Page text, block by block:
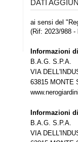
DATI
ai sensi del
(Rif: 2023/988 -
Informazioni
B.A.G. S.P.A.
VIA
63815 MONTE
Informazioni
B.A.G. S.P.A.
VIA